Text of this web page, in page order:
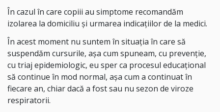
În cazul în care copiii au simptome recomandăm
izolarea la domiciliu și urmarea indicațiilor de la medici.
În acest moment nu suntem în situația în care să
suspendăm cursurile, așa cum spuneam, cu prevenție,
cu triaj epidemiologic, eu sper ca procesul educațional
să continue în mod normal, așa cum a continuat în
fiecare an, chiar dacă a fost sau nu sezon de viroze
respiratorii.